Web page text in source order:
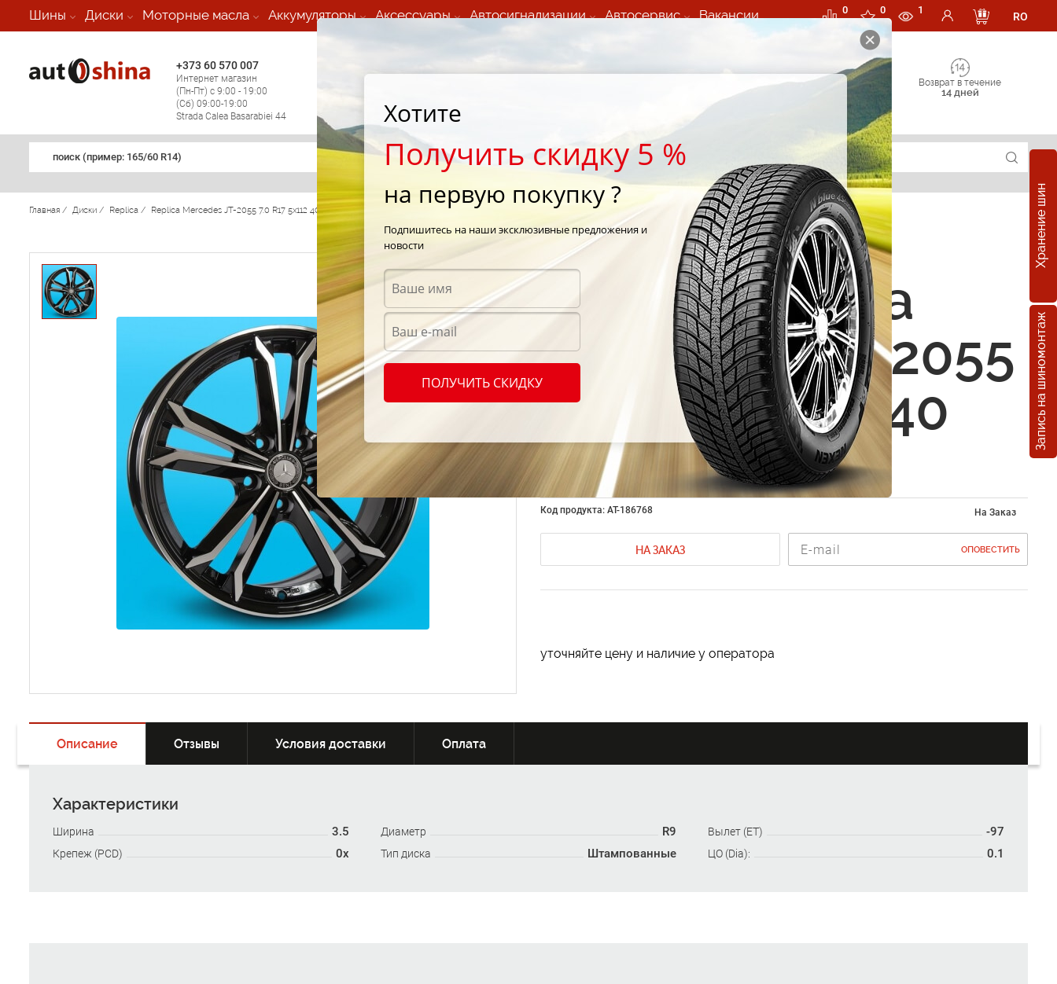
Шины Диски Моторные масла Аккумуляторы Аксессуары Автосигнализации Автосервис Вакансии 0 0 1
RO
+373 60 570 007
Интернет магазин
(Пн-Пт) с 9:00 - 19:00
(Сб) 09:00-19:00
Strada Calea Basarabiei 44
Мобильный шиномонтаж 24/7
Возврат в течение
14 дней
поиск (примеp: 165/60 R14)
Хранение шин
Запись на шиномонтаж
Главная / Диски / Replica / Replica Mercedes JT-2055 7.0 R17 5x112 40 66.6 BM
Диски Replica
Mercedes JT-2055
7.0 R17 5x112 40
66.6 BM
Код продукта: AT-186768 На Заказ
НА ЗАКАЗ ОПОВЕСТИТЬ
уточняйте цену и наличие у оператора
Описание Отзывы Условия доставки Оплата
Характеристики
Ширина 3.5 Диаметр R9 Вылет (ET) -97
Крепеж (PCD) 0x Тип диска Штампованные ЦО (Dia): 0.1
Хотите
Получить скидку 5 %
на первую покупку ?
Подпишитесь на наши эксклюзивные предложения и
новости
ПОЛУЧИТЬ СКИДКУ